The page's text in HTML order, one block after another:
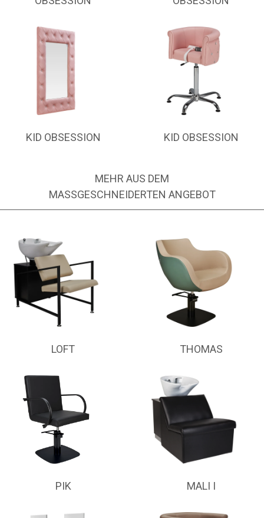
KID OBSESSION KID OBSESSION
MEHR AUS DEM
MASSGESCHNEIDERTEN ANGEBOT
LOFT THOMAS
PIK MALI I